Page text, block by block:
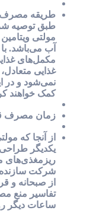
طریقه مصرف
آب می‌باشد.
مکمل‌های
غذایی
نمی‌شود و در
کمک خواهند
زمان مصرف
از آنجا که
یکدیگر
ریزمغذی‌های
شرکت سازنده
از صبحانه و
تفاسیر منع
ساعات دیگر